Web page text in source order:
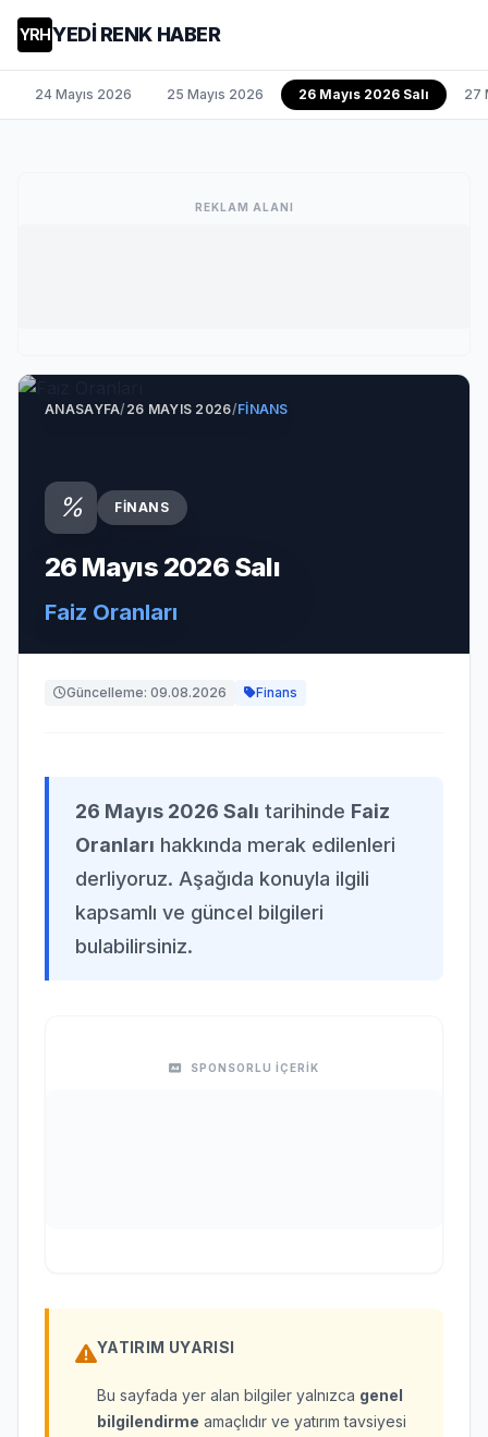
YRHYEDİ RENK HABER
24 Mayıs 2026 25 Mayıs 2026 26 Mayıs 2026 Salı 27
REKLAM ALANI
ANASAYFA/26 MAYIS 2026/FINANS
FINANS
26 Mayıs 2026 Salı
Faiz Oranları
Güncelleme: 09.08.2026 Finans
26 Mayıs 2026 Salı tarihinde Faiz
Oranları hakkında merak edilenleri
derliyoruz. Aşağıda konuyla ilgili
kapsamlı ve güncel bilgileri
bulabilirsiniz.
SPONSORLU İÇERİK
YATIRIM UYARISI
Bu sayfada yer alan bilgiler yalnızca genel
bilgilendirme amaçlıdır ve yatırım tavsiyesi